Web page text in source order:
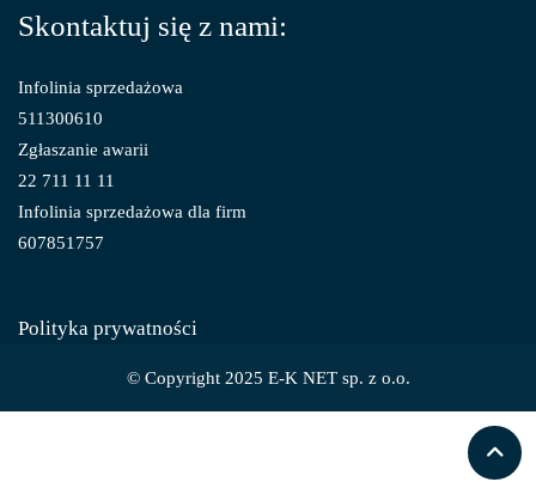
Skontaktuj się z nami:
Infolinia sprzedażowa
511300610
Zgłaszanie awarii
22 711 11 11
Infolinia sprzedażowa dla firm
607851757
Polityka prywatności
© Copyright 2025 E-K NET sp. z o.o.